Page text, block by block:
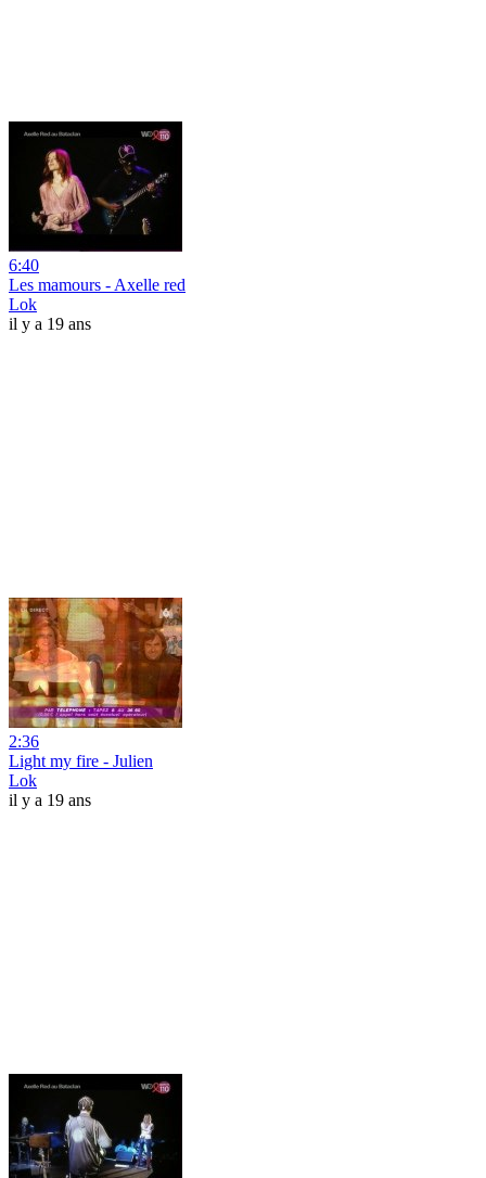
6:40
Les mamours - Axelle red
Lok
il y a 19 ans
2:36
Light my fire - Julien
Lok
il y a 19 ans